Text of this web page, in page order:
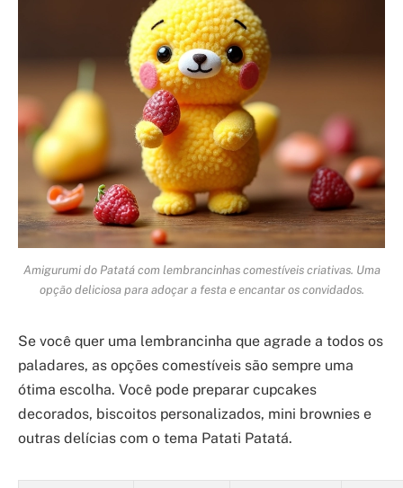
Amigurumi do Patatá com lembrancinhas comestíveis criativas. Uma
opção deliciosa para adoçar a festa e encantar os convidados.
Se você quer uma lembrancinha que agrade a todos os
paladares, as opções comestíveis são sempre uma
ótima escolha. Você pode preparar cupcakes
decorados, biscoitos personalizados, mini brownies e
outras delícias com o tema Patati Patatá.